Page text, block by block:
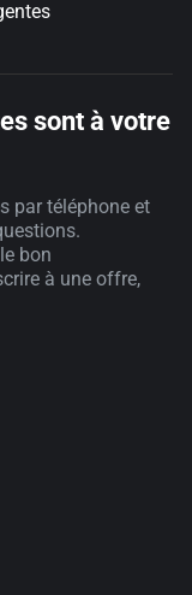
sont à votre
par téléphone et
bon
à une offre,